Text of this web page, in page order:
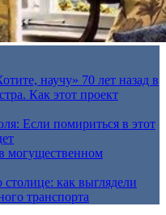
научу» 70 лет назад в
Как этот проект
Если помириться в этот
могущественном
как выглядели
транспорта